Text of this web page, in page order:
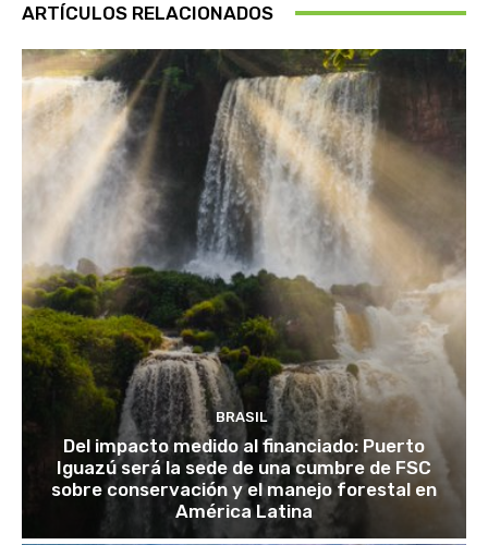
ARTÍCULOS RELACIONADOS
BRASIL
Del impacto medido al financiado: Puerto
Iguazú será la sede de una cumbre de FSC
sobre conservación y el manejo forestal en
América Latina